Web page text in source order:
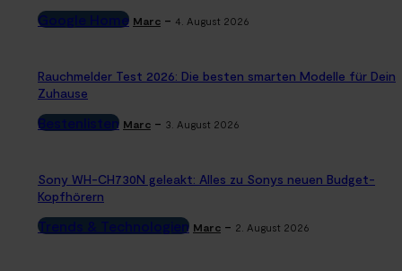
Google Home Marc - 4. August 2026
Rauchmelder Test 2026: Die besten smarten Modelle für Dein
Zuhause
Bestenlisten Marc - 3. August 2026
Sony WH-CH730N geleakt: Alles zu Sonys neuen Budget-
Kopfhörern
Trends & Technologien Marc - 2. August 2026